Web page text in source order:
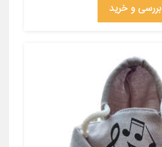
بررسی و خرید